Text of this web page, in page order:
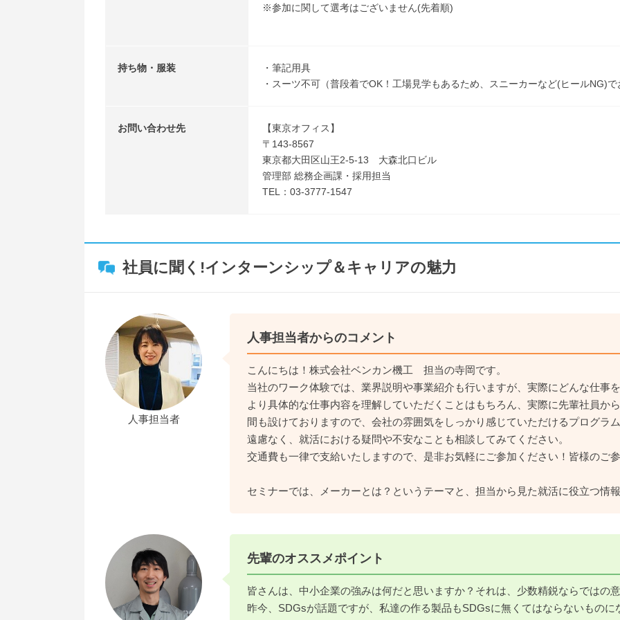
※参加に関して選考はございません(先着順)
持ち物・服装
・筆記用具
・スーツ不可（普段着でOK！工場見学もあるため、スニーカーなど(ヒールNG)で
お問い合わせ先
【東京オフィス】
〒143-8567
東京都大田区山王2-5-13 大森北口ビル
管理部 総務企画課・採用担当
TEL：03-3777-1547
社員に聞く!インターンシップ＆キャリアの魅力
人事担当者
人事担当者からのコメント
こんにちは！株式会社ベンカン機工 担当の寺岡です。
当社のワーク体験では、業界説明や事業紹介も行いますが、実際にどんな仕事
より具体的な仕事内容を理解していただくことはもちろん、実際に先輩社員か
間も設けておりますので、会社の雰囲気をしっかり感じていただけるプログラム
遠慮なく、就活における疑問や不安なことも相談してみてください。
交通費も一律で支給いたしますので、是非お気軽にご参加ください！皆様のご
セミナーでは、メーカーとは？というテーマと、担当から見た就活に役立つ情
先輩のオススメポイント
皆さんは、中小企業の強みは何だと思いますか？それは、少数精鋭ならではの
昨今、SDGsが話題ですが、私達の作る製品もSDGsに無くてはならないもの